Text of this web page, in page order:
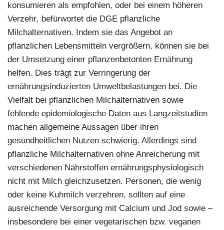
konsumieren als empfohlen, oder bei einem höheren
Verzehr, befürwortet die DGE pflanzliche
Milchalternativen. Indem sie das Angebot an
pflanzlichen Lebensmitteln vergrößern, können sie bei
der Umsetzung einer pflanzenbetonten Ernährung
helfen. Dies trägt zur Verringerung der
ernährungsinduzierten Umweltbelastungen bei. Die
Vielfalt bei pflanzlichen Milchalternativen sowie
fehlende epidemiologische Daten aus Langzeitstudien
machen allgemeine Aussagen über ihren
gesundheitlichen Nutzen schwierig. Allerdings sind
pflanzliche Milchalternativen ohne Anreicherung mit
verschiedenen Nährstoffen ernährungsphysiologisch
nicht mit Milch gleichzusetzen. Personen, die wenig
oder keine Kuhmilch verzehren, sollten auf eine
ausreichende Versorgung mit Calcium und Jod sowie –
insbesondere bei einer vegetarischen bzw. veganen